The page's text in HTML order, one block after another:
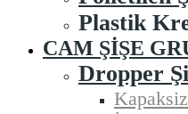
Plastik
CAM ŞIŞE
Dropper